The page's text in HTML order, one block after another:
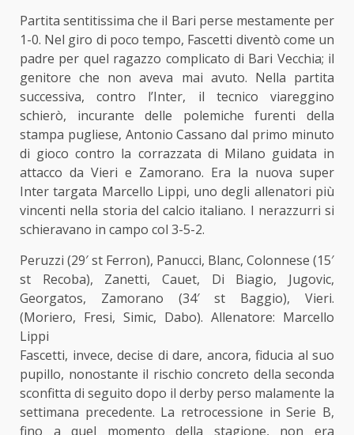
Partita sentitissima che il Bari perse mestamente per
1-0. Nel giro di poco tempo, Fascetti diventò come un
padre per quel ragazzo complicato di Bari Vecchia; il
genitore che non aveva mai avuto. Nella partita
successiva, contro l’Inter, il tecnico viareggino
schierò, incurante delle polemiche furenti della
stampa pugliese, Antonio Cassano dal primo minuto
di gioco contro la corrazzata di Milano guidata in
attacco da Vieri e Zamorano. Era la nuova super
Inter targata Marcello Lippi, uno degli allenatori più
vincenti nella storia del calcio italiano. I nerazzurri si
schieravano in campo col 3-5-2.
Peruzzi (29′ st Ferron), Panucci, Blanc, Colonnese (15′
st Recoba), Zanetti, Cauet, Di Biagio, Jugovic,
Georgatos, Zamorano (34′ st Baggio), Vieri.
(Moriero, Fresi, Simic, Dabo). Allenatore: Marcello
Lippi
Fascetti, invece, decise di dare, ancora, fiducia al suo
pupillo, nonostante il rischio concreto della seconda
sconfitta di seguito dopo il derby perso malamente la
settimana precedente. La retrocessione in Serie B,
fino a quel momento della stagione, non era